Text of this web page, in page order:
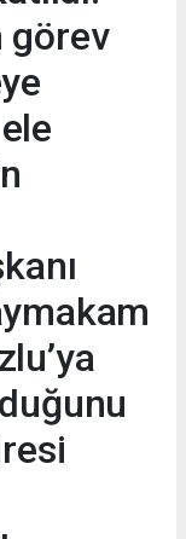
görev